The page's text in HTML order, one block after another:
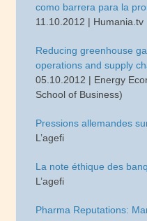
como barrera para la
11.10.2012 | Humania.tv
Reducing greenhouse
operations and supply
05.10.2012 | Energy
School of Business)
Pressions allemandes
L’agefi
La note éthique des
L’agefi
Pharma Reputations: